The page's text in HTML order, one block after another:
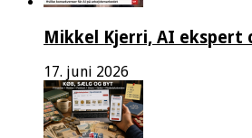
Mikkel Kjerri, AI ekspert
17. juni 2026